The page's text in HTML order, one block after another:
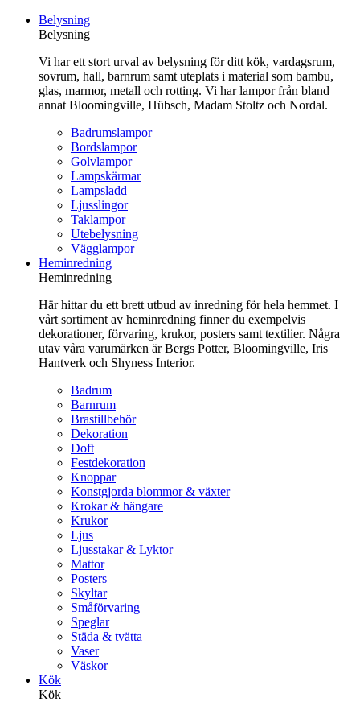
innehållBelysning
Belysning
Vi har ett stort urval av belysning för ditt kök, vardagsrum,
sovrum, hall, barnrum samt uteplats i material som bambu,
glas, marmor, metall och rotting. Vi har lampor från bland
annat Bloomingville, Hübsch, Madam Stoltz och Nordal.
Badrumslampor
Bordslampor
Golvlampor
Lampskärmar
Lampsladd
Ljusslingor
Taklampor
Utebelysning
Vägglampor
Heminredning
Heminredning
Här hittar du ett brett utbud av inredning för hela hemmet. I
vårt sortiment av heminredning finner du exempelvis
dekorationer, förvaring, krukor, posters samt textilier. Några
utav våra varumärken är Bergs Potter, Bloomingville, Iris
Hantverk och Shyness Interior.
Badrum
Barnrum
Brastillbehör
Dekoration
Doft
Festdekoration
Knoppar
Konstgjorda blommor & växter
Krokar & hängare
Krukor
Ljus
Ljusstakar & Lyktor
Mattor
Posters
Skyltar
Småförvaring
Speglar
Städa & tvätta
Vaser
Väskor
Kök
Kök